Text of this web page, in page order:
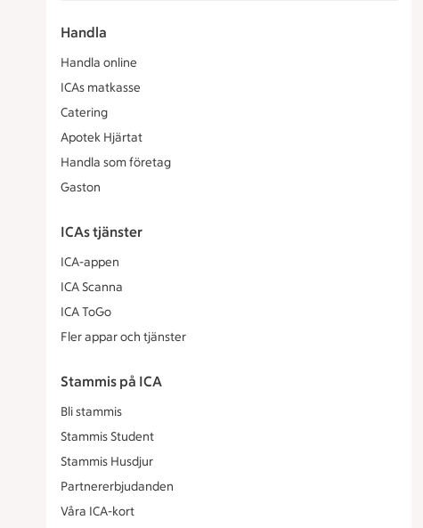
Handla
Handla online
ICAs matkasse
Catering
Apotek Hjärtat
Handla som företag
Gaston
ICAs tjänster
ICA-appen
ICA Scanna
ICA ToGo
Fler appar och tjänster
Stammis på ICA
Bli stammis
Stammis Student
Stammis Husdjur
Partnererbjudanden
Våra ICA-kort